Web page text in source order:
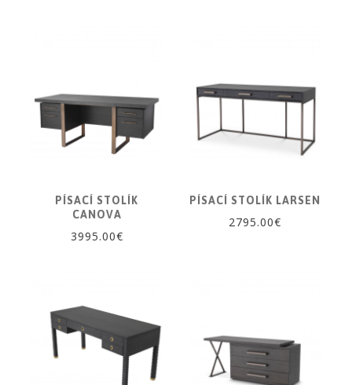
PÍSACÍ STOLÍK
CANOVA
3995.00€
PÍSACÍ STOLÍK LARSEN
2795.00€